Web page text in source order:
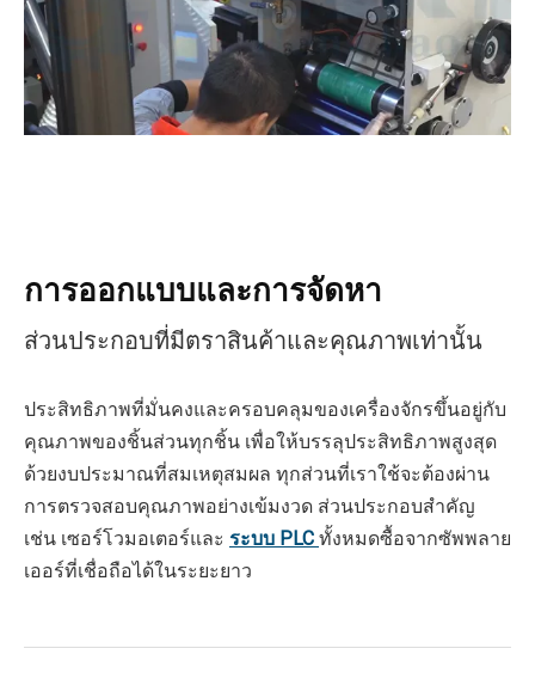
การออกแบบและการจัดหา
ส่วนประกอบที่มีตราสินค้าและคุณภาพเท่านั้น
ประสิทธิภาพที่มั่นคงและครอบคลุมของเครื่องจักรขึ้นอยู่กับ
คุณภาพของชิ้นส่วนทุกชิ้น เพื่อให้บรรลุประสิทธิภาพสูงสุด
ด้วยงบประมาณที่สมเหตุสมผล ทุกส่วนที่เราใช้จะต้องผ่าน
การตรวจสอบคุณภาพอย่างเข้มงวด ส่วนประกอบสำคัญ
เช่น เซอร์โวมอเตอร์และ ระบบ PLC ทั้งหมดซื้อจากซัพพลาย
เออร์ที่เชื่อถือได้ในระยะยาว